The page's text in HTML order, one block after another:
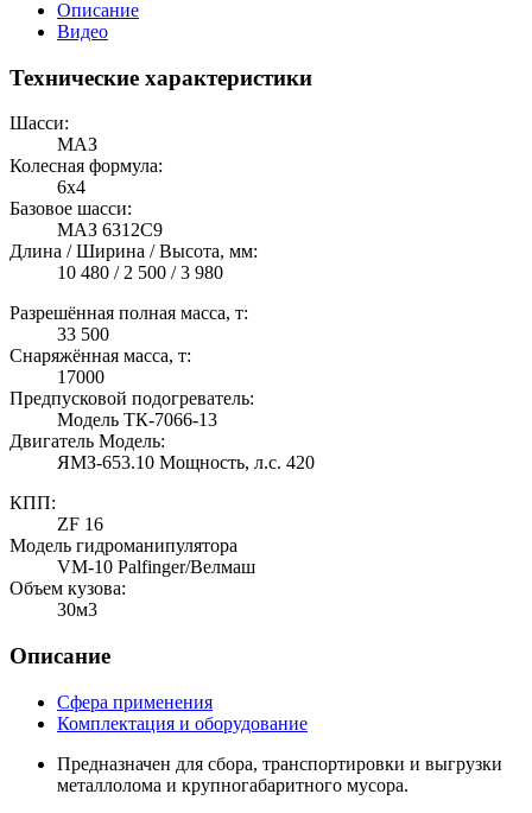
Описание
Видео
Технические характеристики
Шасси:
МАЗ
Колесная формула:
6х4
Базовое шасси:
МАЗ 6312С9
Длина / Ширина / Высота, мм:
10 480 / 2 500 / 3 980
Разрешённая полная масса, т:
33 500
Снаряжённая масса, т:
17000
Предпусковой подогреватель:
Модель ТК-7066-13
Двигатель Модель:
ЯМЗ-653.10 Мощность, л.с. 420
КПП:
ZF 16
Модель гидроманипулятора
VM-10 Palfinger/Велмаш
Объем кузова:
30м3
Описание
Сфера применения
Комплектация и оборудование
Предназначен для сбора, транспортировки и выгрузки
металлолома и крупногабаритного мусора.